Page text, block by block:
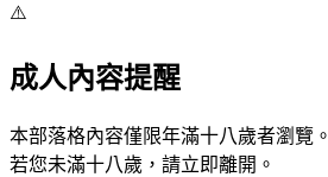
⚠️
成人內容提醒
本部落格內容僅限年滿十八歲者瀏覽。
若您未滿十八歲，請立即離開。